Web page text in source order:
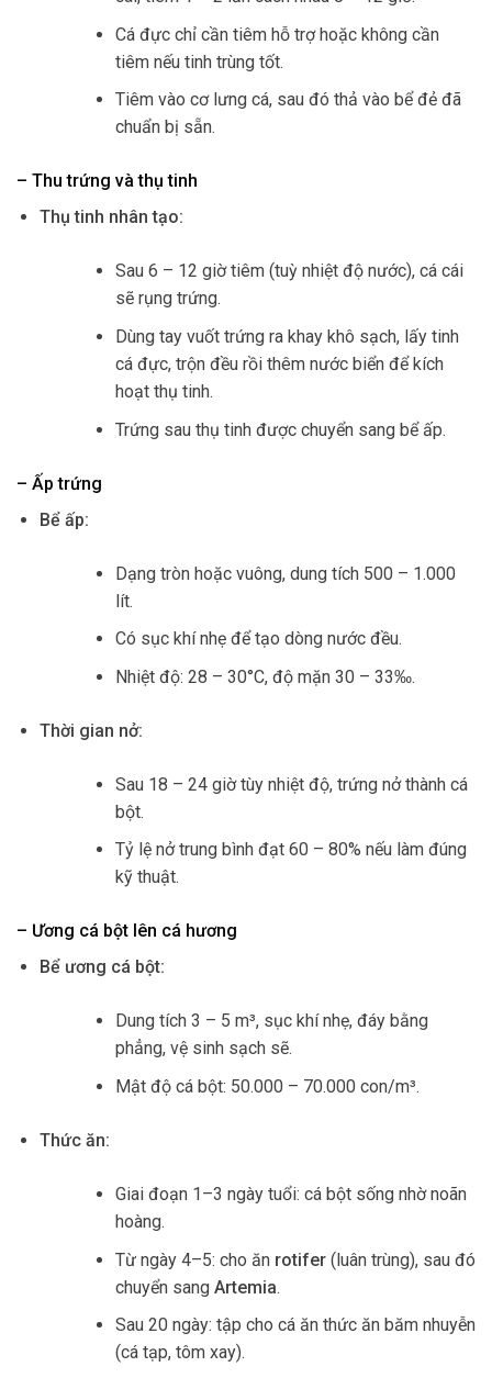
Cá đực chỉ cần tiêm hỗ trợ hoặc không cần
tiêm nếu tinh trùng tốt.
Tiêm vào cơ lưng cá, sau đó thả vào bể đẻ đã
chuẩn bị sẵn.
– Thu trứng và thụ tinh
Thụ tinh nhân tạo:
Sau 6 – 12 giờ tiêm (tuỳ nhiệt độ nước), cá cái
sẽ rụng trứng.
Dùng tay vuốt trứng ra khay khô sạch, lấy tinh
cá đực, trộn đều rồi thêm nước biển để kích
hoạt thụ tinh.
Trứng sau thụ tinh được chuyển sang bể ấp.
– Ấp trứng
Bể ấp:
Dạng tròn hoặc vuông, dung tích 500 – 1.000
lít.
Có sục khí nhẹ để tạo dòng nước đều.
Nhiệt độ: 28 – 30°C, độ mặn 30 – 33‰.
Thời gian nở:
Sau 18 – 24 giờ tùy nhiệt độ, trứng nở thành cá
bột.
Tỷ lệ nở trung bình đạt 60 – 80% nếu làm đúng
kỹ thuật.
– Ương cá bột lên cá hương
Bể ương cá bột:
Dung tích 3 – 5 m³, sục khí nhẹ, đáy bằng
phẳng, vệ sinh sạch sẽ.
Mật độ cá bột: 50.000 – 70.000 con/m³.
Thức ăn:
Giai đoạn 1–3 ngày tuổi: cá bột sống nhờ noãn
hoàng.
Từ ngày 4–5: cho ăn rotifer(luân trùng), sau đó
chuyển sang Artemia.
Sau 20 ngày: tập cho cá ăn thức ăn băm nhuyễn
(cá tạp, tôm xay).